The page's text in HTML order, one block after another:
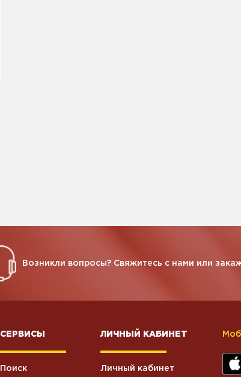
Возникли вопросы? Свяжитесь с нами или
СЕРВИСЫ
Поиск
ЛИЧНЫЙ КАБИНЕТ
Личный кабинет